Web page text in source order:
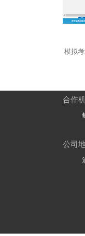
模拟
合作
公司